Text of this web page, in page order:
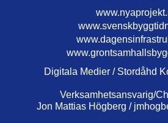
Digitala Medier / Stordåhd
Verksamhetsansvarig/
Jon Mattias Högberg /